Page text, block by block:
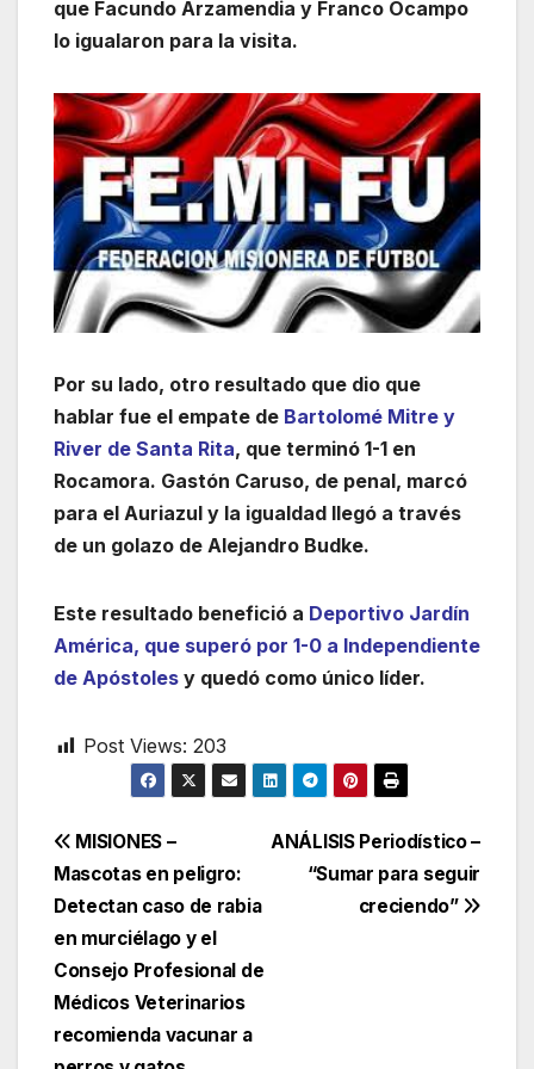
que Facundo Arzamendia y Franco Ocampo
lo igualaron para la visita.
Por su lado, otro resultado que dio que
hablar fue el empate de Bartolomé Mitre y
River de Santa Rita, que terminó 1-1 en
Rocamora. Gastón Caruso, de penal, marcó
para el Auriazul y la igualdad llegó a través
de un golazo de Alejandro Budke.
Este resultado benefició a Deportivo Jardín
América, que superó por 1-0 a Independiente
de Apóstoles y quedó como único líder.
Post Views: 203
Navegación
de
entradas
ANÁLISIS Periodístico –
“Sumar para seguir
creciendo”
MISIONES –
Mascotas en peligro:
Detectan caso de rabia
en murciélago y el
Consejo Profesional de
Médicos Veterinarios
recomienda vacunar a